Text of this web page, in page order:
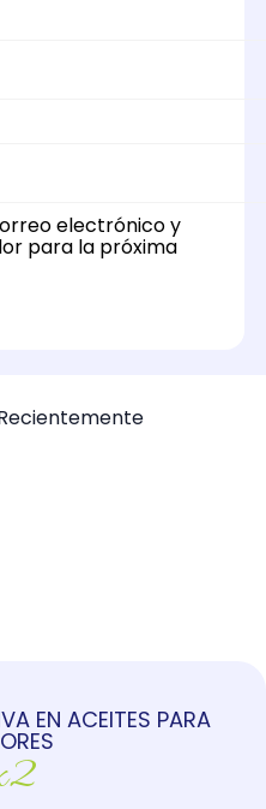
electrónico y
para la próxima
EN ACEITES PARA